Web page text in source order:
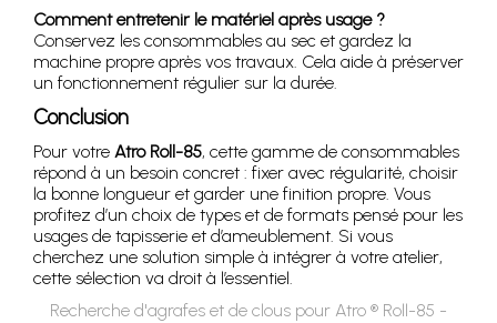
Comment entretenir le matériel après usage ?
Conservez les consommables au sec et gardez la
machine propre après vos travaux. Cela aide à préserver
un fonctionnement régulier sur la durée.
Conclusion
Pour votre Atro Roll-85, cette gamme de consommables
répond à un besoin concret : fixer avec régularité, choisir
la bonne longueur et garder une finition propre. Vous
profitez d’un choix de types et de formats pensé pour les
usages de tapisserie et d’ameublement. Si vous
cherchez une solution simple à intégrer à votre atelier,
cette sélection va droit à l’essentiel.
Recherche d'agrafes et de clous pour Atro ® Roll-85 -